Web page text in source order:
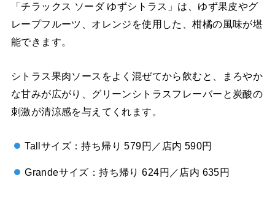
「チラックス ソーダ ゆずシトラス」は、ゆず果皮やグ
レープフルーツ、オレンジを使用した、柑橘の風味が堪
能できます。
シトラス果肉ソースをよく混ぜてから飲むと、まろやか
な甘みが広がり、グリーンシトラスフレーバーと炭酸の
刺激が清涼感を与えてくれます。
Tallサイズ：持ち帰り 579円／店内 590円
Grandeサイズ：持ち帰り 624円／店内 635円